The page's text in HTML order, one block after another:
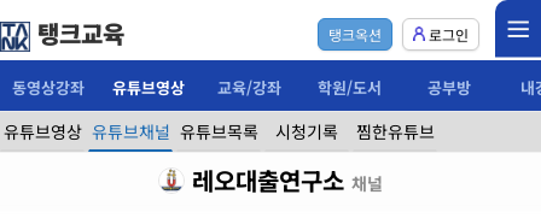
탱크교육 탱크옥션 로그인
동영상강좌 유튜브영상 교육/강좌 학원/도서 공부방 내
유튜브영상 유튜브채널 유튜브목록 시청기록 찜한유튜브
레오대출연구소 채널